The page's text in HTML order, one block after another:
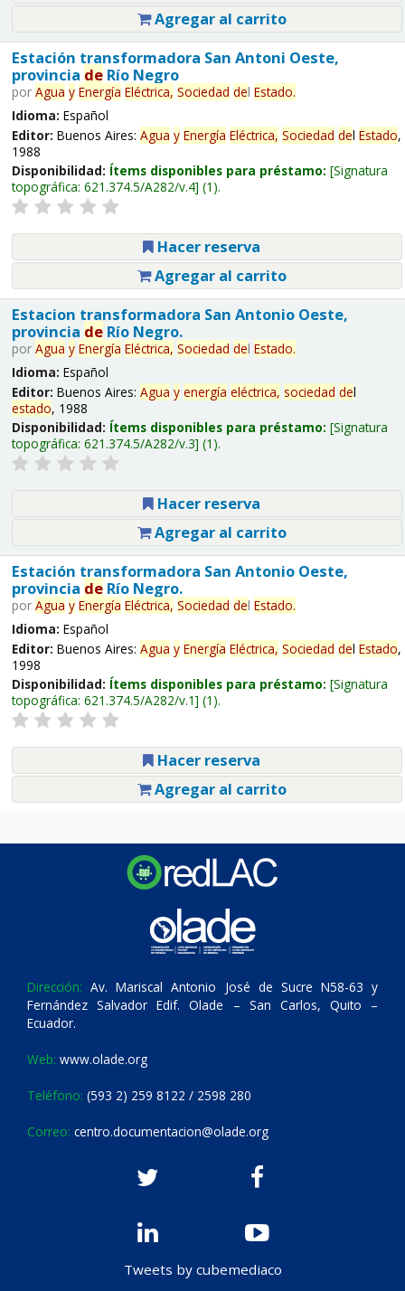
Agregar al carrito
Estación transformadora San Antoni Oeste,
provincia deRío Negro
por Agua y Energía Eléctrica, Sociedad del Estado.
Idioma: Español
Editor: Buenos Aires: Agua y Energía Eléctrica, Sociedad del Estado,
1988
Disponibilidad: Ítems disponibles para préstamo: Signatura
topográfica: 621.374.5/A282/v.4 (1).
Hacer reserva
Agregar al carrito
Estacion transformadora San Antonio Oeste,
provincia deRío Negro.
por Agua y Energía Eléctrica, Sociedad del Estado.
Idioma: Español
Editor: Buenos Aires: Agua y energía eléctrica, sociedad del
estado, 1988
Disponibilidad: Ítems disponibles para préstamo: Signatura
topográfica: 621.374.5/A282/v.3 (1).
Hacer reserva
Agregar al carrito
Estación transformadora San Antonio Oeste,
provincia deRío Negro.
por Agua y Energía Eléctrica, Sociedad del Estado.
Idioma: Español
Editor: Buenos Aires: Agua y Energía Eléctrica, Sociedad del Estado,
1998
Disponibilidad: Ítems disponibles para préstamo: Signatura
topográfica: 621.374.5/A282/v.1 (1).
Hacer reserva
Agregar al carrito
Dirección: Av. Mariscal Antonio José de Sucre N58-63 y
Fernández Salvador Edif. Olade – San Carlos, Quito –
Ecuador.
Web: www.olade.org
Teléfono: (593 2) 259 8122 / 2598 280
Correo: centro.documentacion@olade.org
Tweets by cubemediaco